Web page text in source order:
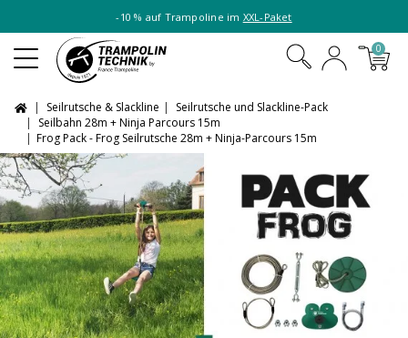
-10 % auf Trampoline im XXL-Paket
0
Seilrutsche & Slackline
Seilrutsche und Slackline-Pack
Seilbahn 28m + Ninja Parcours 15m
Frog Pack - Frog Seilrutsche 28m + Ninja-Parcours 15m